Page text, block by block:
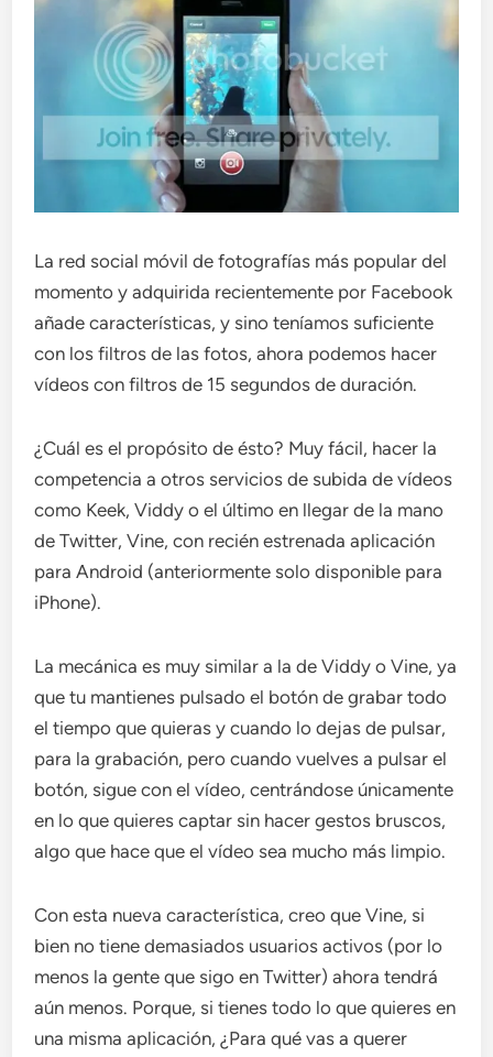
La red social móvil de fotografías más popular del
momento y adquirida recientemente por Facebook
añade características, y sino teníamos suficiente
con los filtros de las fotos, ahora podemos hacer
vídeos con filtros de 15 segundos de duración.
¿Cuál es el propósito de ésto? Muy fácil, hacer la
competencia a otros servicios de subida de vídeos
como Keek, Viddy o el último en llegar de la mano
de Twitter, Vine, con recién estrenada aplicación
para Android (anteriormente solo disponible para
iPhone).
La mecánica es muy similar a la de Viddy o Vine, ya
que tu mantienes pulsado el botón de grabar todo
el tiempo que quieras y cuando lo dejas de pulsar,
para la grabación, pero cuando vuelves a pulsar el
botón, sigue con el vídeo, centrándose únicamente
en lo que quieres captar sin hacer gestos bruscos,
algo que hace que el vídeo sea mucho más limpio.
Con esta nueva característica, creo que Vine, si
bien no tiene demasiados usuarios activos (por lo
menos la gente que sigo en Twitter) ahora tendrá
aún menos. Porque, si tienes todo lo que quieres en
una misma aplicación, ¿Para qué vas a querer